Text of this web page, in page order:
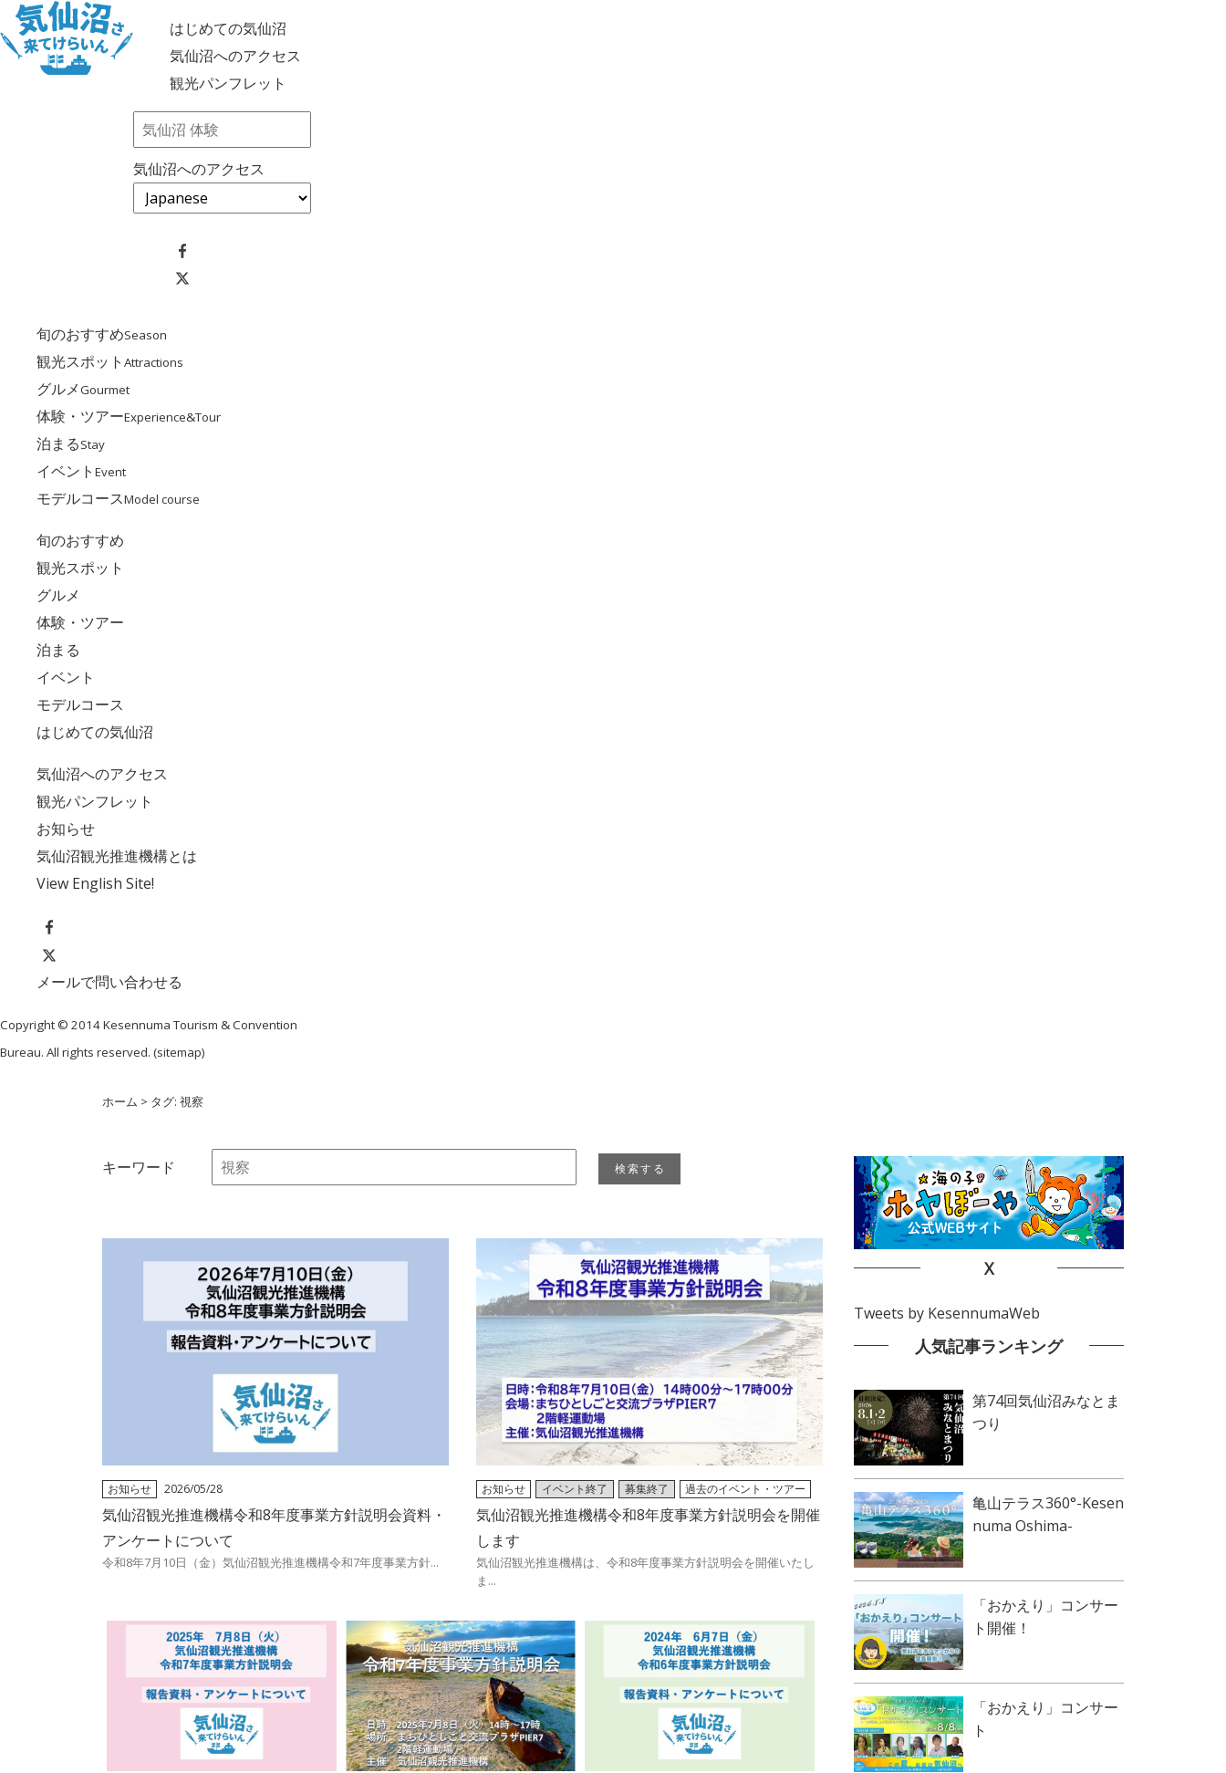
はじめての気仙沼
気仙沼へのアクセス
観光パンフレット
気仙沼へのアクセス
旬のおすすめSeason
観光スポット Attractions
グルメGourmet
体験・ツアーExperience&Tour
泊まるStay
イベント Event
モデルコースModel course
旬のおすすめ
観光スポット
グルメ
体験・ツアー
泊まる
イベント
モデルコース
はじめての気仙沼
気仙沼へのアクセス
観光パンフレット
お知らせ
気仙沼観光推進機構とは
View English Site!
メールで問い合わせる
Copyright © 2014 Kesennuma Tourism & Convention
Bureau. All rights reserved. (sitemap)
ホーム > タグ: 視察
キーワード
お知らせ 2026/05/28
気仙沼観光推進機構令和8年度事業方針説明会資料・
アンケートについて
令和8年7月10日（金）気仙沼観光推進機構令和7年度事業方針...
お知らせ イベント終了 募集終了
過去のイベント・ツアー
2026/05/28
気仙沼観光推進機構令和8年度事業方針説明会を開催
します
気仙沼観光推進機構は、令和8年度事業方針説明会を開催いたし
ま...
X
Tweets by KesennumaWeb
人気記事ランキング
第74回気仙沼みなとま
つり
亀山テラス360°-Kesen
numa Oshima-
「おかえり」コンサー
ト開催！
「おかえり」コンサー
ト